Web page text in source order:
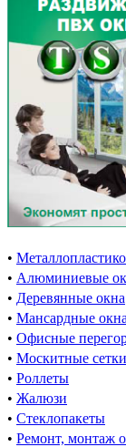
•
• Алюминиевые
• Деревянные окна
• Мансардные окна
• Офисные
• Москитные сетки
• Роллеты
• Жалюзи
• Стеклопакеты
• Ремонт, монтаж